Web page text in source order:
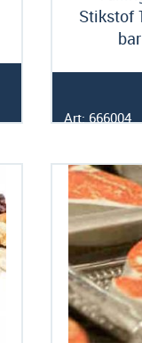
Stikstof
Art: 666004